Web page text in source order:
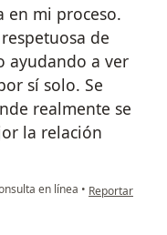
en mi proceso.
de
ayudando a ver
sí solo. Se
realmente se
la relación
en línea • en opinión del
Reportar